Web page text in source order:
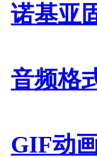
诺基亚
音频格
GIF动